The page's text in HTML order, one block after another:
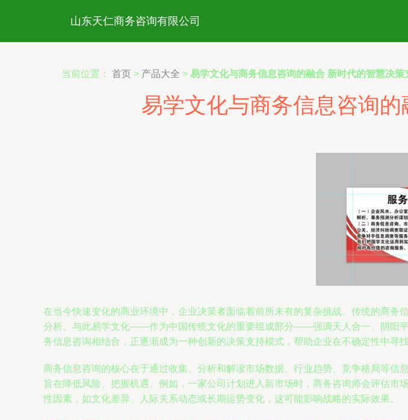
山东天仁商务咨询有限公司
当前位置： 首页 > 产品大全 > 易学文化与商务信息咨询的融合 新时代的智慧决策
易学文化与商务信息咨询
在当今快速变化的商业环境中，企业决策者面临着前所未有的复杂挑战。传统的商
分析。与此易学文化——作为中国传统文化的重要组成部分——强调天人合一、阴阳
务信息咨询相结合，正逐渐成为一种创新的决策支持模式，帮助企业在不确定性中寻
商务信息咨询的核心在于通过收集、分析和解读市场数据、行业趋势、竞争格局等
旨在降低风险、把握机遇。例如，一家公司计划进入新市场时，商务咨询师会评估
性因素，如文化差异、人际关系动态或长期运势变化，这可能影响战略的实际效果。